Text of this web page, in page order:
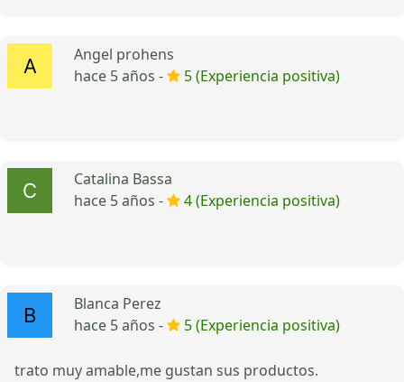
Angel prohens
hace 5 años -
5 (Experiencia positiva)
Catalina Bassa
hace 5 años -
4 (Experiencia positiva)
Blanca Perez
hace 5 años -
5 (Experiencia positiva)
trato muy amable,me gustan sus productos.